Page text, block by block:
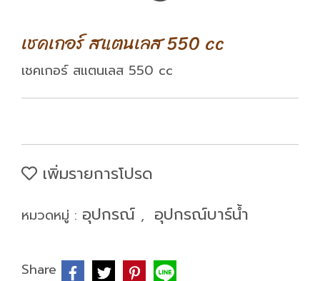
เชคเกอร์ สแตนเลส 550 cc
เชคเกอร์ สแตนเลส 550 cc
เพิ่มรายการโปรด
หมวดหมู่ : อุปกรณ์ , อุปกรณ์บาร์น้ำ
Share